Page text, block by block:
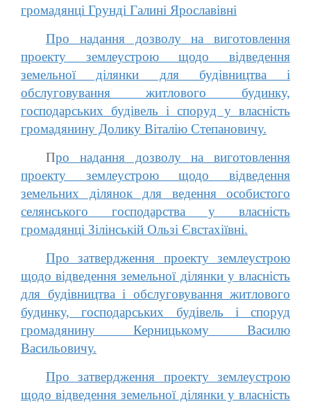
громадянці Грунді Галині Ярославівні
Про надання дозволу на виготовлення
проекту землеустрою щодо відведення
земельної ділянки для будівництва і
обслуговування житлового будинку,
господарських будівель і споруд у власність
громадянину Долику Віталію Степановичу.
Про надання дозволу на виготовлення
проекту землеустрою щодо відведення
земельних ділянок для ведення особистого
селянського господарства у власність
громадянці Зілінській Ользі Євстахіївні.
Про затвердження проекту землеустрою
щодо відведення земельної ділянки у власність
для будівництва і обслуговування житлового
будинку, господарських будівель і споруд
громадянину Керницькому Василю
Васильовичу.
Про затвердження проекту землеустрою
щодо відведення земельної ділянки у власність